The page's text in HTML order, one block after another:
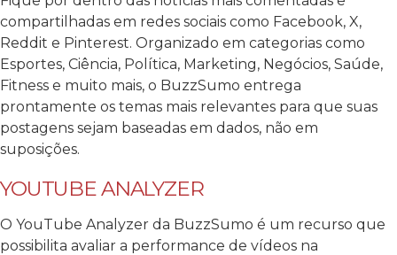
compartilhadas em redes sociais como Facebook, X,
Reddit e Pinterest. Organizado em categorias como
Esportes, Ciência, Política, Marketing, Negócios, Saúde,
Fitness e muito mais, o BuzzSumo entrega
prontamente os temas mais relevantes para que suas
postagens sejam baseadas em dados, não em
suposições.
YOUTUBE ANALYZER
O YouTube Analyzer da BuzzSumo é um recurso que
possibilita avaliar a performance de vídeos na